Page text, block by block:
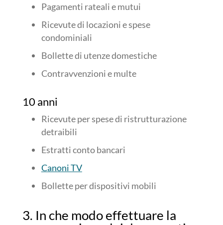
Pagamenti rateali e mutui
Ricevute di locazioni e spese
condominiali
Bollette di utenze domestiche
Contravvenzioni e multe
10 anni
Ricevute per spese di ristrutturazione
detraibili
Estratti conto bancari
Canoni TV
Bollette per dispositivi mobili
3. In che modo effettuare la